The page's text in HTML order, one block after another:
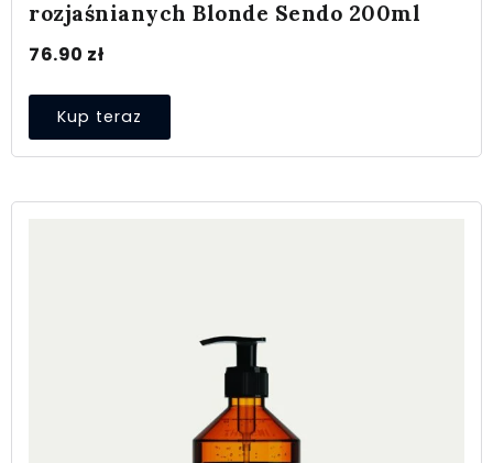
rozjaśnianych Blonde Sendo 200ml
76.90 zł
Kup teraz